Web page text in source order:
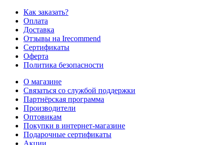
Как заказать?
Оплата
Доставка
Отзывы на Irecommend
Сертификаты
Оферта
Политика безопасности
О магазине
Связаться со службой поддержки
Партнёрская программа
Производители
Оптовикам
Покупки в интернет-магазине
Подарочные сертификаты
Акции